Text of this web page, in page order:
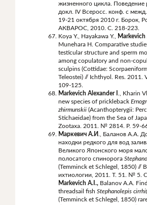
жизненного цикла.
докл. IV Всеросс. конф. с межд.
19-21 октября 2010 г. Борок,
АКВАРОС, 2010. С. 218-223.
Koya Y., Hayakawa Y., Markevich
Munehara H. Comparative
testicular structure and sperm
among copulatory and non-
sculpins (Cottidae:
Teleostei) // Ichthyol. Res. 2011.
109-125.
Markevich Alexander I., Kharin
new species of prickleback
zhirmunskii (Acanthopterygii:
Stichaeidae) from the Sea of
Zootaxa. 2011. № 2814. P. 59-
Маркевич А.И., Баланов А.А.
находки редкого для вод
Великого Японского моря
полосатого спинорога
(Temminck et Schlegel, 1850) //
ихтиологии, 2011. Т. 51. № 5.
Markevich A.I., Balanov A.A.
threadsail fishStephanolepis
(Temminck et Schlegel, 1850)